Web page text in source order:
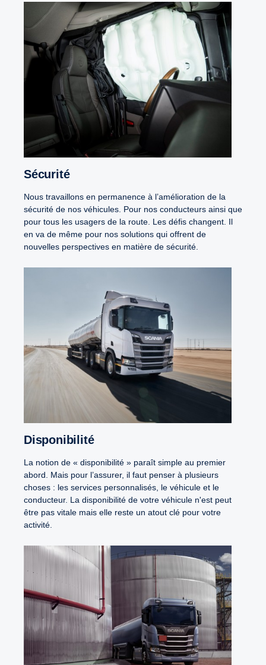
Sécurité
Nous travaillons en permanence à l’amélioration de la
sécurité de nos véhicules. Pour nos conducteurs ainsi que
pour tous les usagers de la route. Les défis changent. Il
en va de même pour nos solutions qui offrent de
nouvelles perspectives en matière de sécurité.
Disponibilité
La notion de « disponibilité » paraît simple au premier
abord. Mais pour l’assurer, il faut penser à plusieurs
choses : les services personnalisés, le véhicule et le
conducteur. La disponibilité de votre véhicule n'est peut
être pas vitale mais elle reste un atout clé pour votre
activité.